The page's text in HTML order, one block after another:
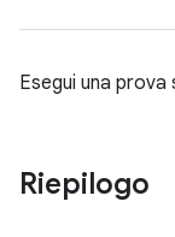
Esegui una
Riepilogo